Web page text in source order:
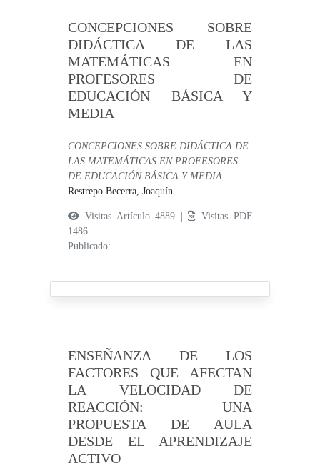
CONCEPCIONES SOBRE
DIDÁCTICA DE LAS
MATEMÁTICAS EN
PROFESORES DE
EDUCACIÓN BÁSICA Y
MEDIA
CONCEPCIONES SOBRE DIDÁCTICA DE
LAS MATEMÁTICAS EN PROFESORES
DE EDUCACIÓN BÁSICA Y MEDIA
Restrepo Becerra, Joaquín
Visitas Artículo 4889 |
Visitas PDF
1486
Publicado:
ENSEÑANZA DE LOS
FACTORES QUE AFECTAN
LA VELOCIDAD DE
REACCIÓN: UNA
PROPUESTA DE AULA
DESDE EL APRENDIZAJE
ACTIVO